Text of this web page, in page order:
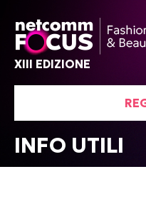
XIII EDIZIONE
INFO UTILI